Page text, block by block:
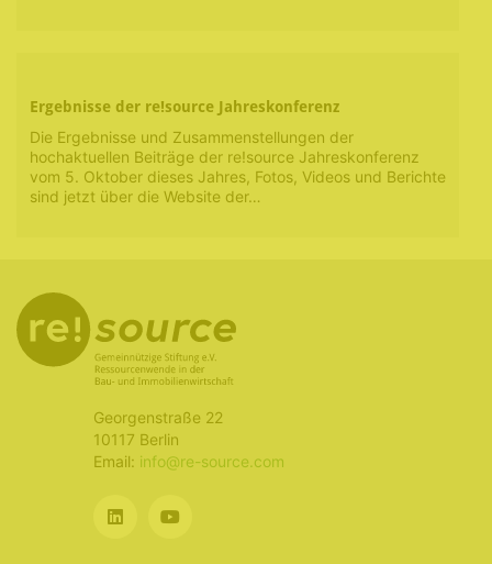
Ergebnisse der re!source Jahreskonferenz
Die Ergebnisse und Zusammenstellungen der
hochaktuellen Beiträge der re!source Jahreskonferenz
vom 5. Oktober dieses Jahres, Fotos, Videos und Berichte
sind jetzt über die Website der…
Georgenstraße 22
10117 Berlin
Email: info@re-source.com